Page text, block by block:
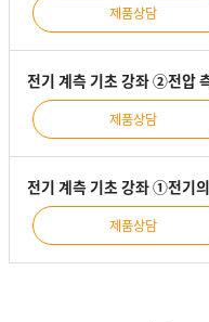
제품상담
전기 계측 기초 강좌 ②전압
제품상담
전기 계측 기초 강좌 ①전기
제품상담